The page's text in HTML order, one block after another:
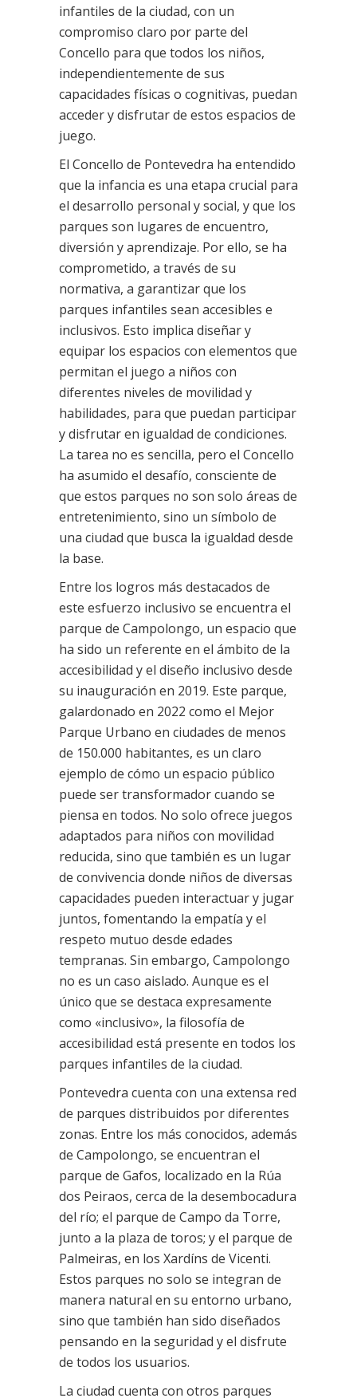
infantiles de la ciudad, con un
compromiso claro por parte del
Concello para que todos los niños,
independientemente de sus
capacidades físicas o cognitivas, puedan
acceder y disfrutar de estos espacios de
juego.
El Concello de Pontevedra ha entendido
que la infancia es una etapa crucial para
el desarrollo personal y social, y que los
parques son lugares de encuentro,
diversión y aprendizaje. Por ello, se ha
comprometido, a través de su
normativa, a garantizar que los
parques infantiles sean accesibles e
inclusivos. Esto implica diseñar y
equipar los espacios con elementos que
permitan el juego a niños con
diferentes niveles de movilidad y
habilidades, para que puedan participar
y disfrutar en igualdad de condiciones.
La tarea no es sencilla, pero el Concello
ha asumido el desafío, consciente de
que estos parques no son solo áreas de
entretenimiento, sino un símbolo de
una ciudad que busca la igualdad desde
la base.
Entre los logros más destacados de
este esfuerzo inclusivo se encuentra el
parque de Campolongo, un espacio que
ha sido un referente en el ámbito de la
accesibilidad y el diseño inclusivo desde
su inauguración en 2019. Este parque,
galardonado en 2022 como el Mejor
Parque Urbano en ciudades de menos
de 150.000 habitantes, es un claro
ejemplo de cómo un espacio público
puede ser transformador cuando se
piensa en todos. No solo ofrece juegos
adaptados para niños con movilidad
reducida, sino que también es un lugar
de convivencia donde niños de diversas
capacidades pueden interactuar y jugar
juntos, fomentando la empatía y el
respeto mutuo desde edades
tempranas. Sin embargo, Campolongo
no es un caso aislado. Aunque es el
único que se destaca expresamente
como «inclusivo», la filosofía de
accesibilidad está presente en todos los
parques infantiles de la ciudad.
Pontevedra cuenta con una extensa red
de parques distribuidos por diferentes
zonas. Entre los más conocidos, además
de Campolongo, se encuentran el
parque de Gafos, localizado en la Rúa
dos Peiraos, cerca de la desembocadura
del río; el parque de Campo da Torre,
junto a la plaza de toros; y el parque de
Palmeiras, en los Xardíns de Vicenti.
Estos parques no solo se integran de
manera natural en su entorno urbano,
sino que también han sido diseñados
pensando en la seguridad y el disfrute
de todos los usuarios.
La ciudad cuenta con otros parques